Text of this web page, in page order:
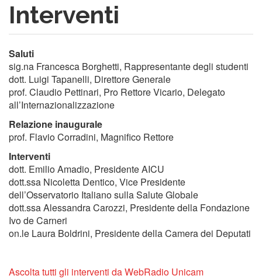
Interventi
Saluti
sig.na Francesca Borghetti, Rappresentante degli studenti
dott. Luigi Tapanelli, Direttore Generale
prof. Claudio Pettinari, Pro Rettore Vicario, Delegato
all’Internazionalizzazione
Relazione inaugurale
prof. Flavio Corradini, Magnifico Rettore
Interventi
dott. Emilio Amadio, Presidente AICU
dott.ssa Nicoletta Dentico, Vice Presidente
dell’Osservatorio Italiano sulla Salute Globale
dott.ssa Alessandra Carozzi, Presidente della Fondazione
Ivo de Carneri
on.le Laura Boldrini, Presidente della Camera dei Deputati
Ascolta tutti gli interventi da WebRadio Unicam